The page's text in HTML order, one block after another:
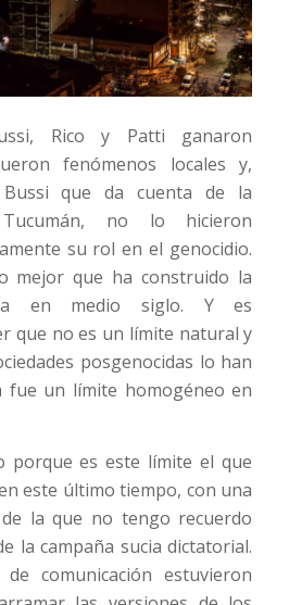
Rico y Patti ganaron
fenómenos locales y,
que da cuenta de la
Tucumán, no lo hicieron
su rol en el genocidio.
mejor que ha construido la
en medio siglo. Y es
que no es un límite natural y
posgenocidas lo han
fue un límite homogéneo en
porque es este límite el que
este último tiempo, con una
la que no tengo recuerdo
la campaña sucia dictatorial.
comunicación estuvieron